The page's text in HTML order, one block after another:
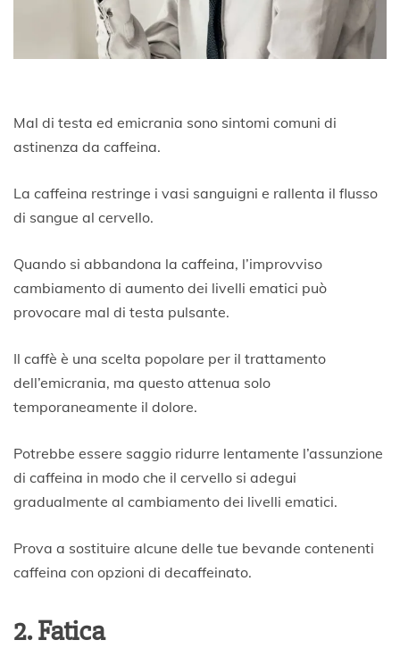
Mal di testa ed emicrania sono sintomi comuni di
astinenza da caffeina.
La caffeina restringe i vasi sanguigni e rallenta il flusso
di sangue al cervello.
Quando si abbandona la caffeina, l’improvviso
cambiamento di aumento dei livelli ematici può
provocare mal di testa pulsante.
Il caffè è una scelta popolare per il trattamento
dell’emicrania, ma questo attenua solo
temporaneamente il dolore.
Potrebbe essere saggio ridurre lentamente l’assunzione
di caffeina in modo che il cervello si adegui
gradualmente al cambiamento dei livelli ematici.
Prova a sostituire alcune delle tue bevande contenenti
caffeina con opzioni di decaffeinato.
2. Fatica